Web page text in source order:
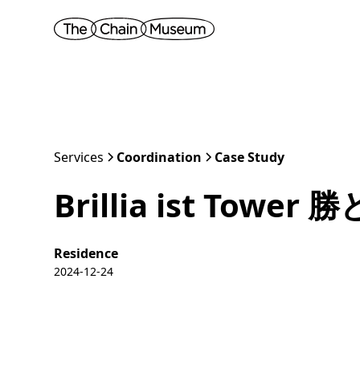
Services Coordination Case Study
Brillia ist Tower 勝
Residence
2024-12-24